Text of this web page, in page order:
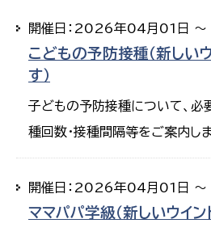
開催日：2026年04月01日
こどもの予防接種（新しい
す）
子どもの予防接種について、必
種回数・接種間隔等をご案内しま
開催日：2026年04月01日
ママパパ学級（新しいウイン